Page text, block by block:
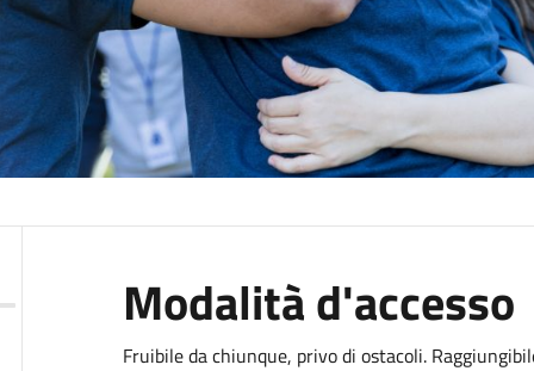
Modalità d'accesso
Fruibile da chiunque, privo di ostacoli.